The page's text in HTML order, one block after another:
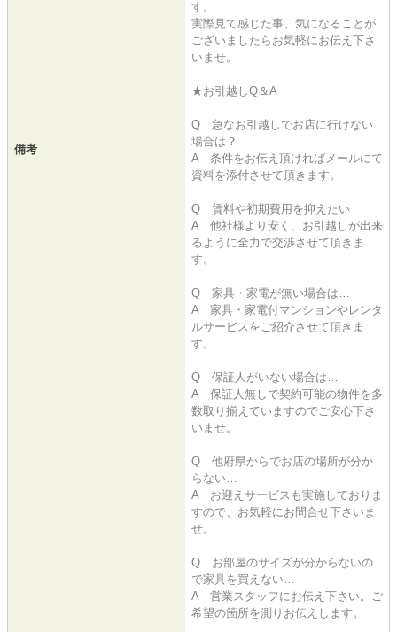
備考
す。
実際見て感じた事、気になることが
ございましたらお気軽にお伝え下さ
いませ。
★お引越しQ＆A
Q 急なお引越しでお店に行けない
場合は？
A 条件をお伝え頂ければメールにて
資料を添付させて頂きます。
Q 賃料や初期費用を抑えたい
A 他社様より安く、お引越しが出来
るように全力で交渉させて頂きま
す。
Q 家具・家電が無い場合は…
A 家具・家電付マンションやレンタ
ルサービスをご紹介させて頂きま
す。
Q 保証人がいない場合は…
A 保証人無しで契約可能の物件を多
数取り揃えていますのでご安心下さ
いませ。
Q 他府県からでお店の場所が分か
らない…
A お迎えサービスも実施しておりま
すので、お気軽にお問合せ下さいま
せ。
Q お部屋のサイズが分からないの
で家具を買えない…
A 営業スタッフにお伝え下さい。ご
希望の箇所を測りお伝えします。